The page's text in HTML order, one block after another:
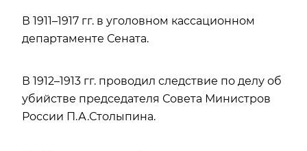
В 1911–1917 гг. в уголовном кассационном
департаменте Сената.
В 1912–1913 гг. проводил следствие по делу об
убийстве председателя Совета Министров
России П.А.Столыпина.